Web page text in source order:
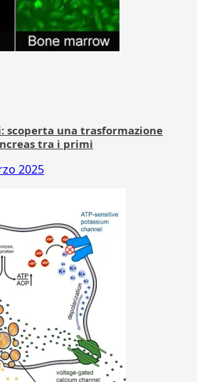
scoperta una trasformazione
tra i primi
2025